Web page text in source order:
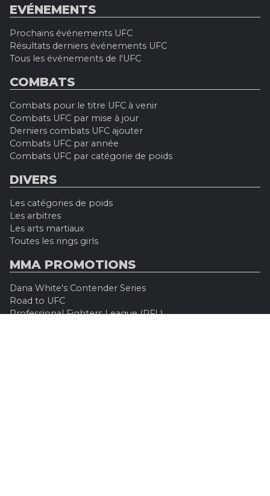
EVÉNEMENTS
Prochains événements UFC
Résultats derniers événements UFC
Tous les événements de l'UFC
COMBATS
Combats pour le titre UFC à venir
Combats UFC par mise à jour
Derniers combats UFC ajouter
Combats UFC par année
Combats UFC par catégorie de poids
DIVERS
Les catégories de poids
Les arbitres
Les arts martiaux
Toutes les rings girls
MMA PROMOTIONS
Dana White's Contender Series
Road to UFC
Professional Fighters League (PFL)